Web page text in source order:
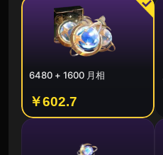
6480 + 1600 月相
￥602.7